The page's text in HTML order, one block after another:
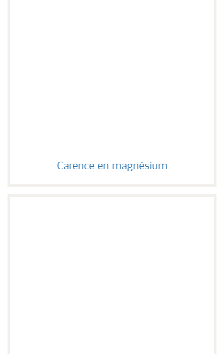
Carence en magnésium
Carence en magnésium